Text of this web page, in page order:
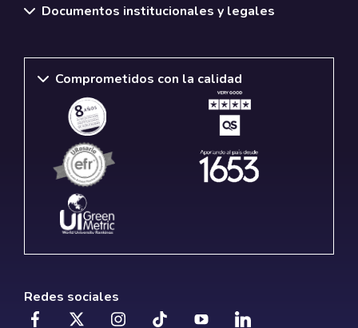
Documentos institucionales y legales
Comprometidos con la calidad
Redes sociales